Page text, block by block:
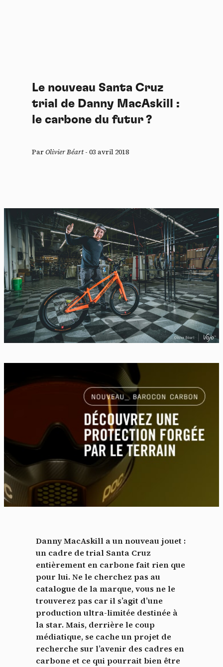
Le nouveau Santa Cruz
trial de Danny MacAskill :
le carbone du futur ?
ParOlivier Béart- 03 avril 2018
Danny MacAskill a un nouveau jouet :
un cadre de trial Santa Cruz
entièrement en carbone fait rien que
pour lui. Ne le cherchez pas au
catalogue de la marque, vous ne le
trouverez pas car il s’agit d’une
production ultra-limitée destinée à
la star. Mais, derrière le coup
médiatique, se cache un projet de
recherche sur l’avenir des cadres en
carbone et ce qui pourrait bien être